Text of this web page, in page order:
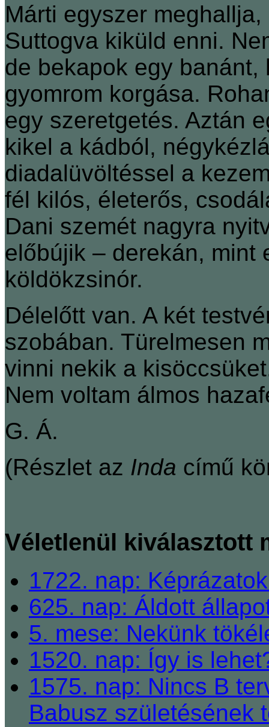
Márti egyszer
Suttogva kiküld enni.
de bekapok egy
gyomrom korgása.
egy szeretgetés. Aztán
kikel a kádból,
diadalüvöltéssel a
fél kilós, életerős,
Dani szemét nagyra
előbújik – derekán, mint
köldökzsinór.
Délelőtt van. A két
szobában. Türelmesen
vinni nekik a
Nem voltam álmos
G. Á.
(Részlet az Inda című
Véletlenül kiválasztott
1722. nap:
625. nap: Áldott
5. mese: Nekünk
1520. nap: Így is
1575. nap: Nincs B
Babusz születésének